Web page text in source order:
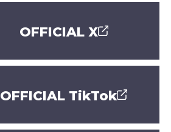
OFFICIAL X
OFFICIAL TikTok